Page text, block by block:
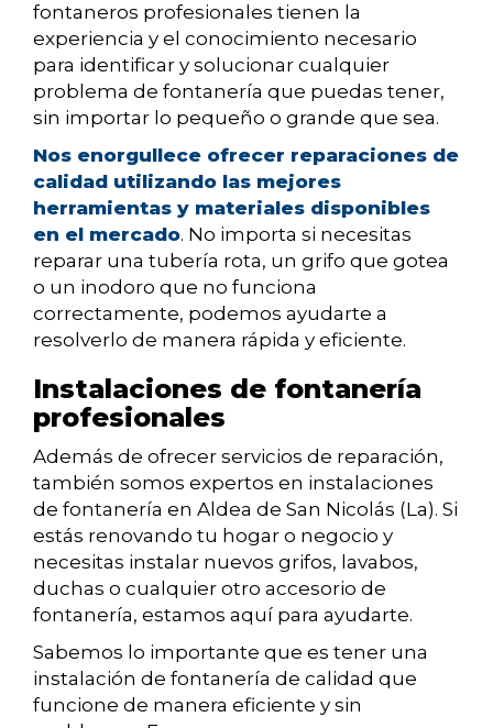
fontaneros profesionales tienen la
experiencia y el conocimiento necesario
para identificar y solucionar cualquier
problema de fontanería que puedas tener,
sin importar lo pequeño o grande que sea.
Nos enorgullece ofrecer reparaciones de
calidad utilizando las mejores
herramientas y materiales disponibles
en el mercado. No importa si necesitas
reparar una tubería rota, un grifo que gotea
o un inodoro que no funciona
correctamente, podemos ayudarte a
resolverlo de manera rápida y eficiente.
Instalaciones de fontanería
profesionales
Además de ofrecer servicios de reparación,
también somos expertos en instalaciones
de fontanería en Aldea de San Nicolás (La). Si
estás renovando tu hogar o negocio y
necesitas instalar nuevos grifos, lavabos,
duchas o cualquier otro accesorio de
fontanería, estamos aquí para ayudarte.
Sabemos lo importante que es tener una
instalación de fontanería de calidad que
funcione de manera eficiente y sin